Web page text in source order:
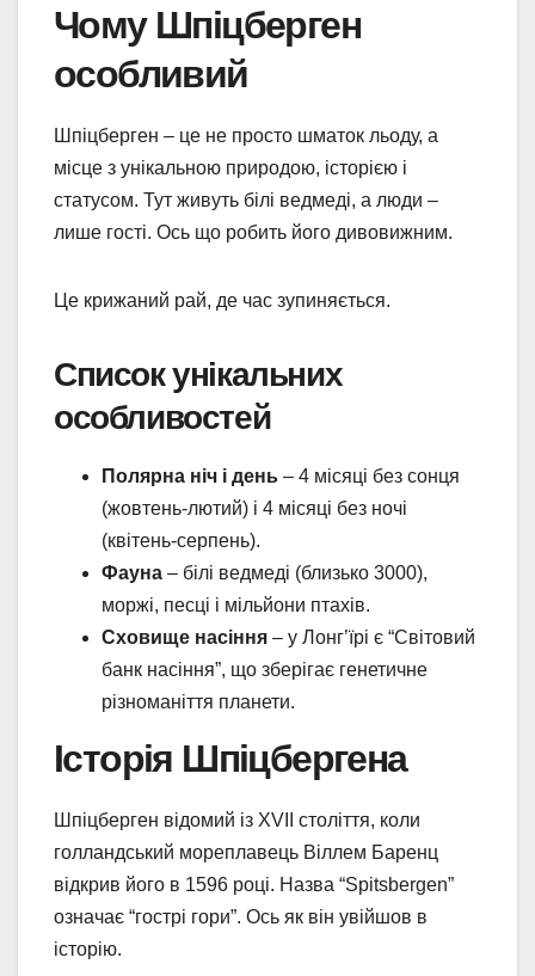
Чому Шпіцберген
особливий
Шпіцберген – це не просто шматок льоду, а
місце з унікальною природою, історією і
статусом. Тут живуть білі ведмеді, а люди –
лише гості. Ось що робить його дивовижним.
Це крижаний рай, де час зупиняється.
Список унікальних
особливостей
Полярна ніч і день – 4 місяці без сонця
(жовтень-лютий) і 4 місяці без ночі
(квітень-серпень).
Фауна – білі ведмеді (близько 3000),
моржі, песці і мільйони птахів.
Сховище насіння – у Лонг’їрі є “Світовий
банк насіння”, що зберігає генетичне
різноманіття планети.
Історія Шпіцбергена
Шпіцберген відомий із XVII століття, коли
голландський мореплавець Віллем Баренц
відкрив його в 1596 році. Назва “Spitsbergen”
означає “гострі гори”. Ось як він увійшов в
історію.